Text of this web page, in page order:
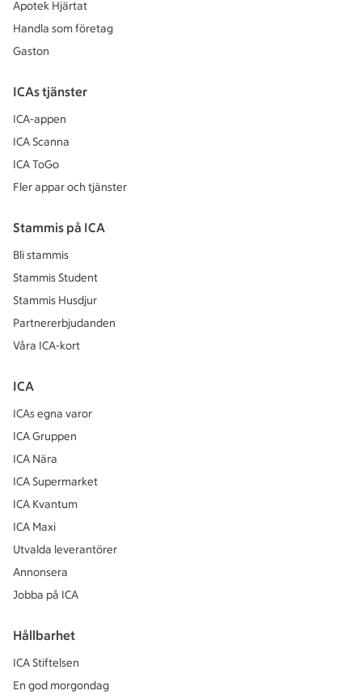
Apotek Hjärtat
Handla som företag
Gaston
ICAs tjänster
ICA-appen
ICA Scanna
ICA ToGo
Fler appar och tjänster
Stammis på ICA
Bli stammis
Stammis Student
Stammis Husdjur
Partnererbjudanden
Våra ICA-kort
ICA
ICAs egna varor
ICA Gruppen
ICA Nära
ICA Supermarket
ICA Kvantum
ICA Maxi
Utvalda leverantörer
Annonsera
Jobba på ICA
Hållbarhet
ICA Stiftelsen
En god morgondag